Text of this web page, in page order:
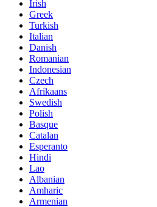
Irish
Greek
Turkish
Italian
Danish
Romanian
Indonesian
Czech
Afrikaans
Swedish
Polish
Basque
Catalan
Esperanto
Hindi
Lao
Albanian
Amharic
Armenian